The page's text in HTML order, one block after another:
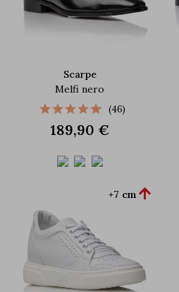
Scarpe
Melfi nero
(46)
189,90 €
+7 cm